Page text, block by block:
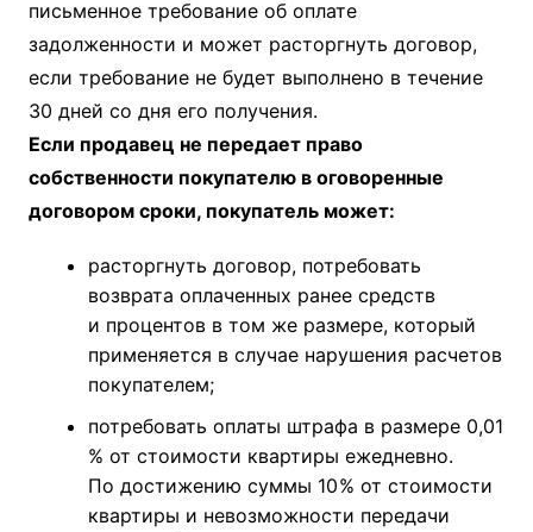
письменное требование об оплате
задолженности и может расторгнуть договор,
если требование не будет выполнено в течение
30 дней со дня его получения.
Если продавец не передает право
собственности покупателю в оговоренные
договором сроки, покупатель может:
расторгнуть договор, потребовать
возврата оплаченных ранее средств
и процентов в том же размере, который
применяется в случае нарушения расчетов
покупателем;
потребовать оплаты штрафа в размере 0,01
% от стоимости квартиры ежедневно.
По достижению суммы 10 % от стоимости
квартиры и невозможности передачи